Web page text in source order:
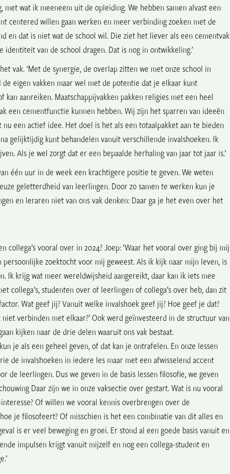
met wat ik meeneem uit de opleiding.We hebben samen alvast een
centered willen gaan werken en meer verbinding zoeken met de
en dat is niet wat de school wil. Die ziet het liever als een cementvak
van de school dragen. Dat is nog in ontwikkeling.’
vak. ‘Met de synergie, de overlap zitten we met onze school in
eigen vakken maar wel met de potentie dat je elkaar kunt
aanreiken. Maatschappijvakken pakken religies met een heel
een cementfunctie kunnen hebben. Wij zijn het sparren van ideeën
nu een actief idee. Het doel is het als een totaalpakket aan te bieden
gelijktijdig kunt behandelen vanuit verschillende invalshoeken. Ik
Als je wel zorgt dat er een bepaalde herhaling van jaar tot jaar is.’
één uur in de week een krachtigere positie te geven. We weten
geletterdheid van leerlingen. Door zo samen te werken kun je
en leraren niet van ons vak denken: Daar ga je het even over het
collega’s vooral over in 2024? Joep: ‘Waar het vooral over ging bij mij
zoektocht voor mij geweest. Als ik kijk naar mijn leven, is
Ik krijg wat meer wereldwijsheid aangereikt, daar kan ik iets mee
collega’s, studenten over of leerlingen of collega’s over heb, dan zit
Wat geef jij? Vanuit welke invalshoek geef jij? Hoe geef je dat?
verbinden met elkaar?’ Ook werd geïnvesteerd in de structuur van
kijken naar de drie delen waaruit ons vak bestaat.
je als een geheel geven, of dat kan je ontrafelen. En onze lessen
de invalshoeken in iedere les maar met een afwisselend accent
de leerlingen. Dus we geven in de basis lessen filosofie, we geven
Daar zijn we in onze vaksectie over gestart. Wat is nu vooral
Of willen we vooral kennis overbrengen over de
je filosofeert? Of misschien is het een combinatie van dit alles en
is er veel beweging en groei. Er stond al een goede basis vanuit en
impulsen krijgt vanuit mijzelf en nog een collega-student en